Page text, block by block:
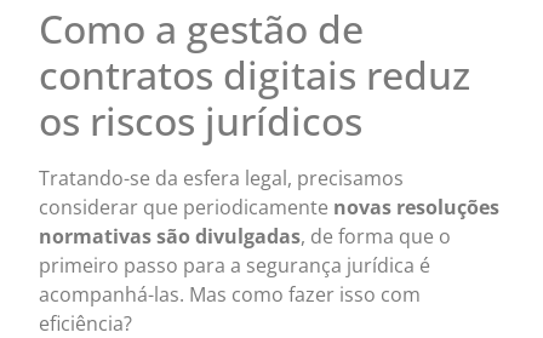
Como a gestão de
contratos digitais reduz
os riscos jurídicos
Tratando-se da esfera legal, precisamos
considerar que periodicamente novas resoluções
normativas são divulgadas, de forma que o
primeiro passo para a segurança jurídica é
acompanhá-las. Mas como fazer isso com
eficiência?